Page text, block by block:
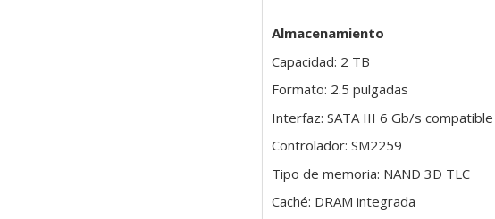
Almacenamiento
Capacidad: 2 TB
Formato: 2.5 pulgadas
Interfaz: SATA III 6 Gb/s
Controlador: SM2259
Tipo de memoria: NAND 3D TLC
Caché: DRAM integrada